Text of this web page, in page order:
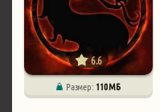
6.6
Размер: 110 МБ